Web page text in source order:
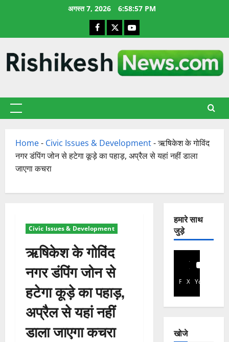
अगस्त 7, 2026 6:58:58 PM
Facebook
X YouTube
प्राथमिक
Home- Civic Issues & Development-ऋषिकेश के गोविंद
नगर डंपिंग जोन से हटेगा कूड़े का पहाड़, अप्रैल से यहां नहीं डाला
जाएगा कचरा
Civic Issues & Development
ऋषिकेश के गोविंद
नगर डंपिंग जोन से
हटेगा कूड़े का पहाड़,
अप्रैल से यहां नहीं
डाला जाएगा कचरा
हमारे साथ
जुड़े
Facebook
X YouTube
खोजे